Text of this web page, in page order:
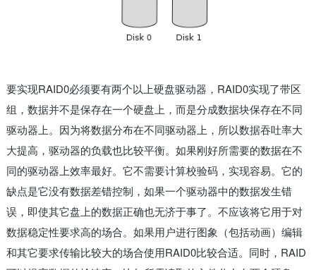
要实现RAID0必须要有两个以上硬盘驱动器，RAID0实现了带区
组，数据并不是保存在一个硬盘上，而是分成数据块保存在不同
驱动器上。因为将数据分布在不同驱动器上，所以数据吞吐率大
大提高，驱动器的负载也比较平衡。如果刚好所需要的数据在不
同的驱动器上效率最好。它不需要计算校验码，实现容易。它的
缺点是它没有数据差错控制，如果一个驱动器中的数据发生错
误，即使其它盘上的数据正确也无济于事了。不应该将它用于对
数据稳定性要求高的场合。如果用户进行图象（包括动画）编辑
和其它要求传输比较大的场合使用RAID0比较合适。同时，RAID